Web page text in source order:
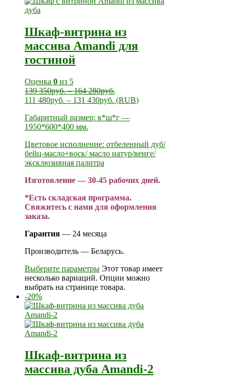
Шкаф-витрина из
массива Amandi для
гостиной
Оценка 0 из 5
139 350руб.–164 280руб.
111 480руб. – 131 430руб. (RUB)
Габаритный размер: в*ш*г —
1950*600*400 мм.
Цветовое исполнение: отбеленный дуб/
бейц-масло+воск/ масло натур/венге/
эксклюзивная палитра
Изготовление — 30-45 рабочих дней.
*Есть складская программа.
Свяжитесь с нами для оформления
заказа.
Гарантия — 24 месяца
Производитель — Беларусь.
Выберите параметры Этот товар имеет
несколько вариаций. Опции можно
выбрать на странице товара.
-20%
Шкаф-витрина из
массива дуба Amandi-2